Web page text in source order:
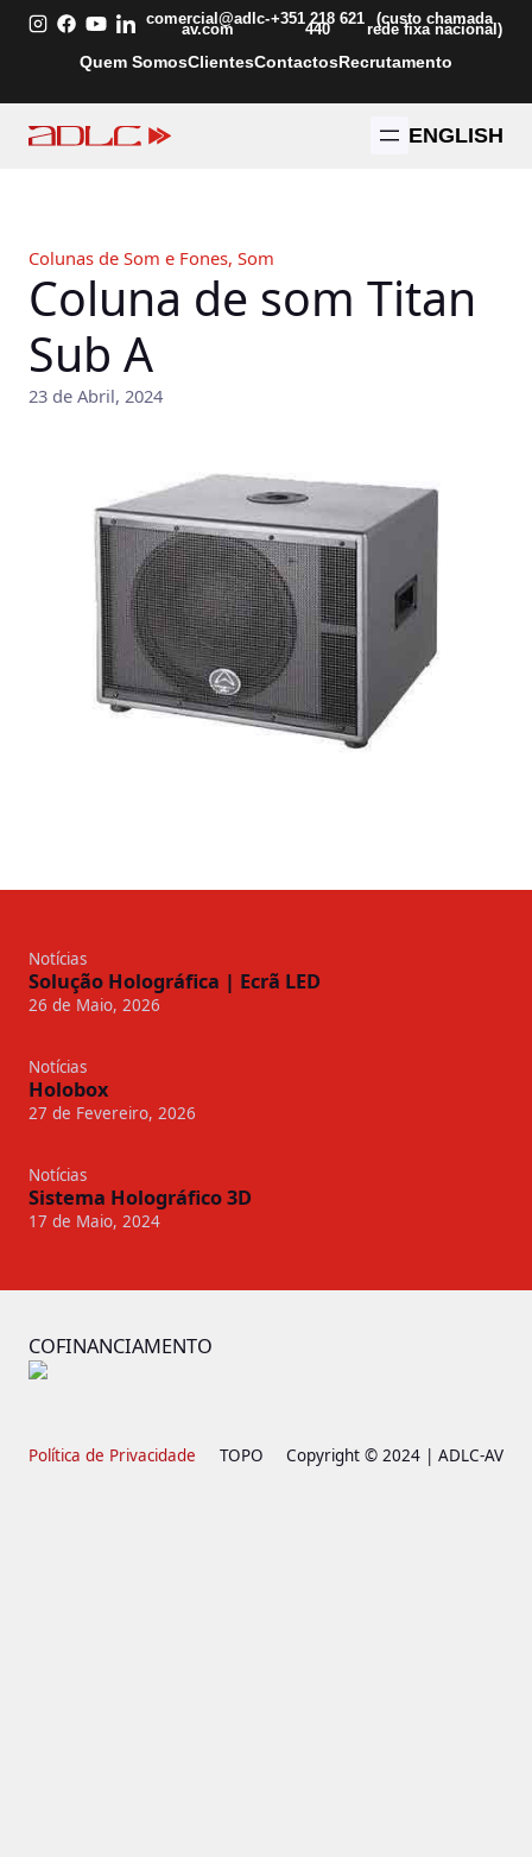
Saltar
para
conteúdo
comercial@adlc-
av.com
+351 218 621
440
(custo chamada
rede fixa nacional)
Quem SomosClientesContactosRecrutamento
ENGLISH
Colunas de Som e Fones, Som
Coluna de som Titan
Sub A
23 de Abril, 2024
Notícias
Solução Holográfica | Ecrã LED
26 de Maio, 2026
Notícias
Holobox
27 de Fevereiro, 2026
Notícias
Sistema Holográfico 3D
17 de Maio, 2024
COFINANCIAMENTO
Política de Privacidade TOPO Copyright © 2024 | ADLC-AV